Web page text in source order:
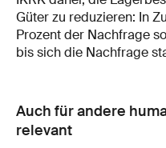
Güter zu reduzieren: In
Prozent der Nachfrage
bis sich die Nachfrage
Auch für andere
relevant